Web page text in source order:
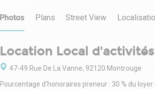
Photos Plans Street View
Location Local d'activités
47-49 Rue De La Vanne, 92120 Montrouge
Pourcentage d'honoraires preneur : 30 % du loyer